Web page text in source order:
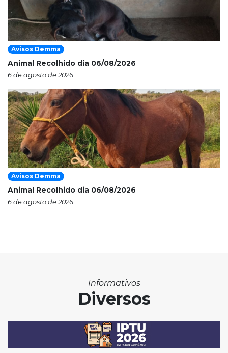
Avisos Demma
Animal Recolhido dia 06/08/2026
6 de agosto de 2026
Avisos Demma
Animal Recolhido dia 06/08/2026
6 de agosto de 2026
Informativos
Diversos